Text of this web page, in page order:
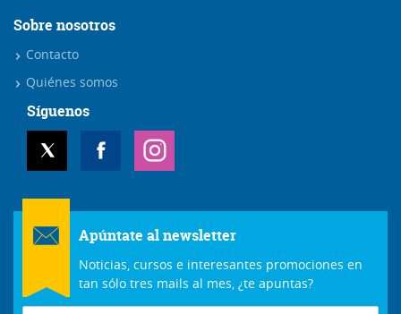
Sobre nosotros
Contacto
Quiénes somos
Síguenos
Apúntate al newsletter
Noticias, cursos e interesantes promociones en
tan sólo tres mails al mes, ¿te apuntas?